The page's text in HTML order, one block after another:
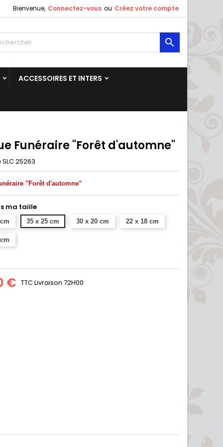
Bienvenue, Connectez-vous ou Créez votre compte

ACCESSOIRES ET INTERS
Funéraire "Forêt d'automne"
SLC 25263
"Forêt d'automne"
ma taille
35 x 25 cm 30 x 20 cm 22 x 18 cm
€ TTCLivraison 72H00